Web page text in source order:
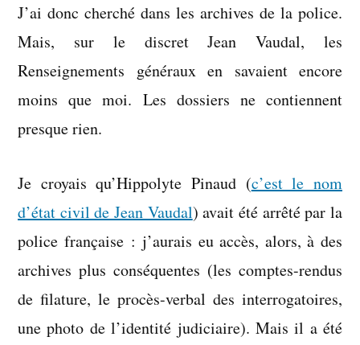
J’ai donc cherché dans les archives de la police.
Mais, sur le discret Jean Vaudal, les
Renseignements généraux en savaient encore
moins que moi. Les dossiers ne contiennent
presque rien.
Je croyais qu’Hippolyte Pinaud (c’est le nom
d’état civil de Jean Vaudal) avait été arrêté par la
police française : j’aurais eu accès, alors, à des
archives plus conséquentes (les comptes-rendus
de filature, le procès-verbal des interrogatoires,
une photo de l’identité judiciaire). Mais il a été